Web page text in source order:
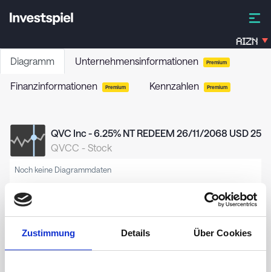
Zustimmung Details Über Cookies
AIZN
Diagramm Unternehmensinformationen Premium
Finanzinformationen Premium Kennzahlen Premium
QVC Inc - 6.25% NT REDEEM 26/11/2068 USD 25
QVCC - Stock
Noch keine Diagrammdaten